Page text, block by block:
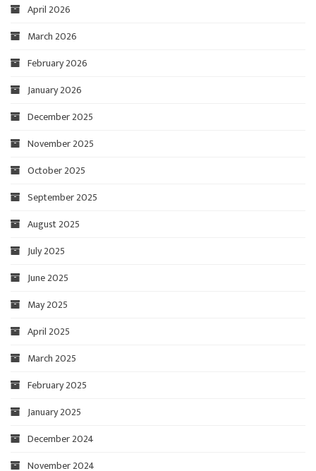
April 2026
March 2026
February 2026
January 2026
December 2025
November 2025
October 2025
September 2025
August 2025
July 2025
June 2025
May 2025
April 2025
March 2025
February 2025
January 2025
December 2024
November 2024